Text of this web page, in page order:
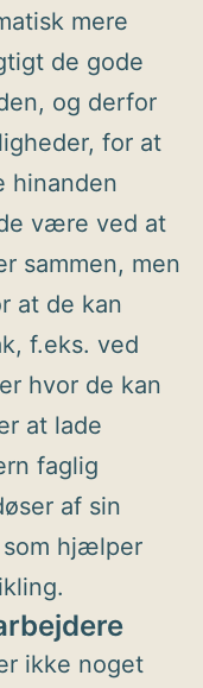
mere
de gode
og derfor
for at
hinanden
være ved at
sammen, men
at de kan
f.eks. ved
hvor de kan
at lade
faglig
af sin
som hjælper
ikke noget